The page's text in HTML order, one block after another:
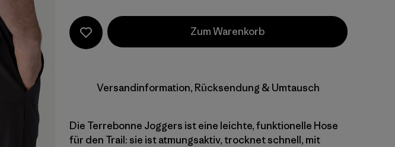
Zum Warenkorb
Versandinformation, Rücksendung & Umtausch
Die Terrebonne Joggers ist eine leichte, funktionelle Hose
für den Trail: sie ist atmungsaktiv, trocknet schnell, mit